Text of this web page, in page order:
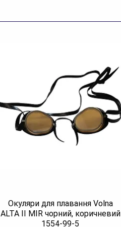
Окуляри для плавання Volna
ALTA II MIR чорний, коричневий
1554-99-5